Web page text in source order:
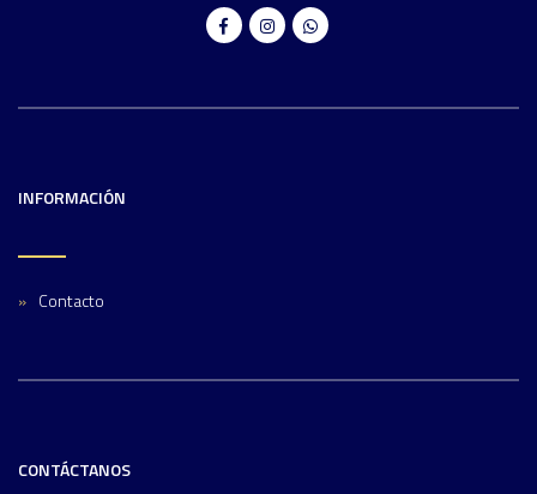
INFORMACIÓN
Contacto
CONTÁCTANOS